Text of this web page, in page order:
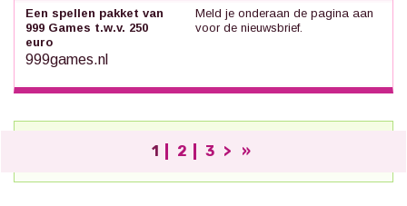
Een spellen pakket van
999 Games t.w.v. 250
euro
999games.nl
Meld je onderaan de pagina aan
voor de nieuwsbrief.
1 2 3 > »